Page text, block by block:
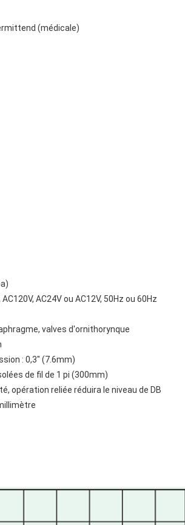
(médicale)
AC24V ou AC12V, 50Hz ou 60Hz
valves d'ornithorynque
: 0,3" (7.6mm)
de fil de 1 pi (300mm)
opération reliée réduira le niveau de DB